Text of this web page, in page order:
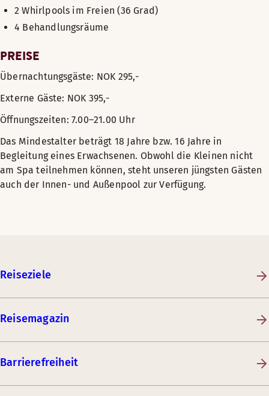
2 Whirlpools im Freien (36 Grad)
4 Behandlungsräume
PREISE
Übernachtungsgäste: NOK 295,-
Externe Gäste: NOK 395,-
Öffnungszeiten: 7.00–21.00 Uhr
Das Mindestalter beträgt 18 Jahre bzw. 16 Jahre in
Begleitung eines Erwachsenen. Obwohl die Kleinen nicht
am Spa teilnehmen können, steht unseren jüngsten Gästen
auch der Innen- und Außenpool zur Verfügung.
Reiseziele
Reisemagazin
Barrierefreiheit